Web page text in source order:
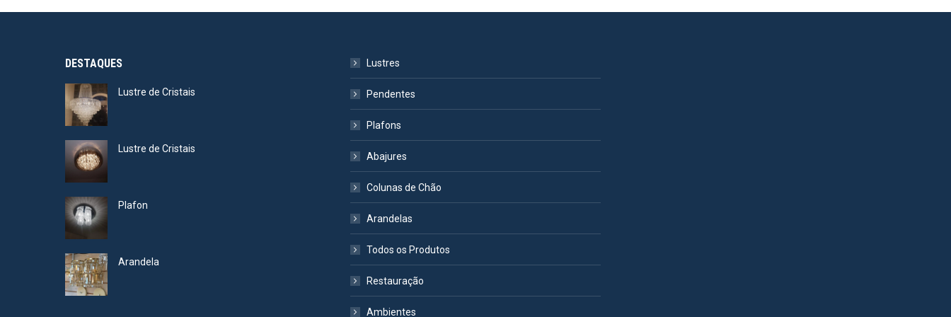
DESTAQUES
Lustre de Cristais
Lustre de Cristais
Plafon
Arandela
Lustres
Pendentes
Plafons
Abajures
Colunas de Chão
Arandelas
Todos os Produtos
Restauração
Ambientes